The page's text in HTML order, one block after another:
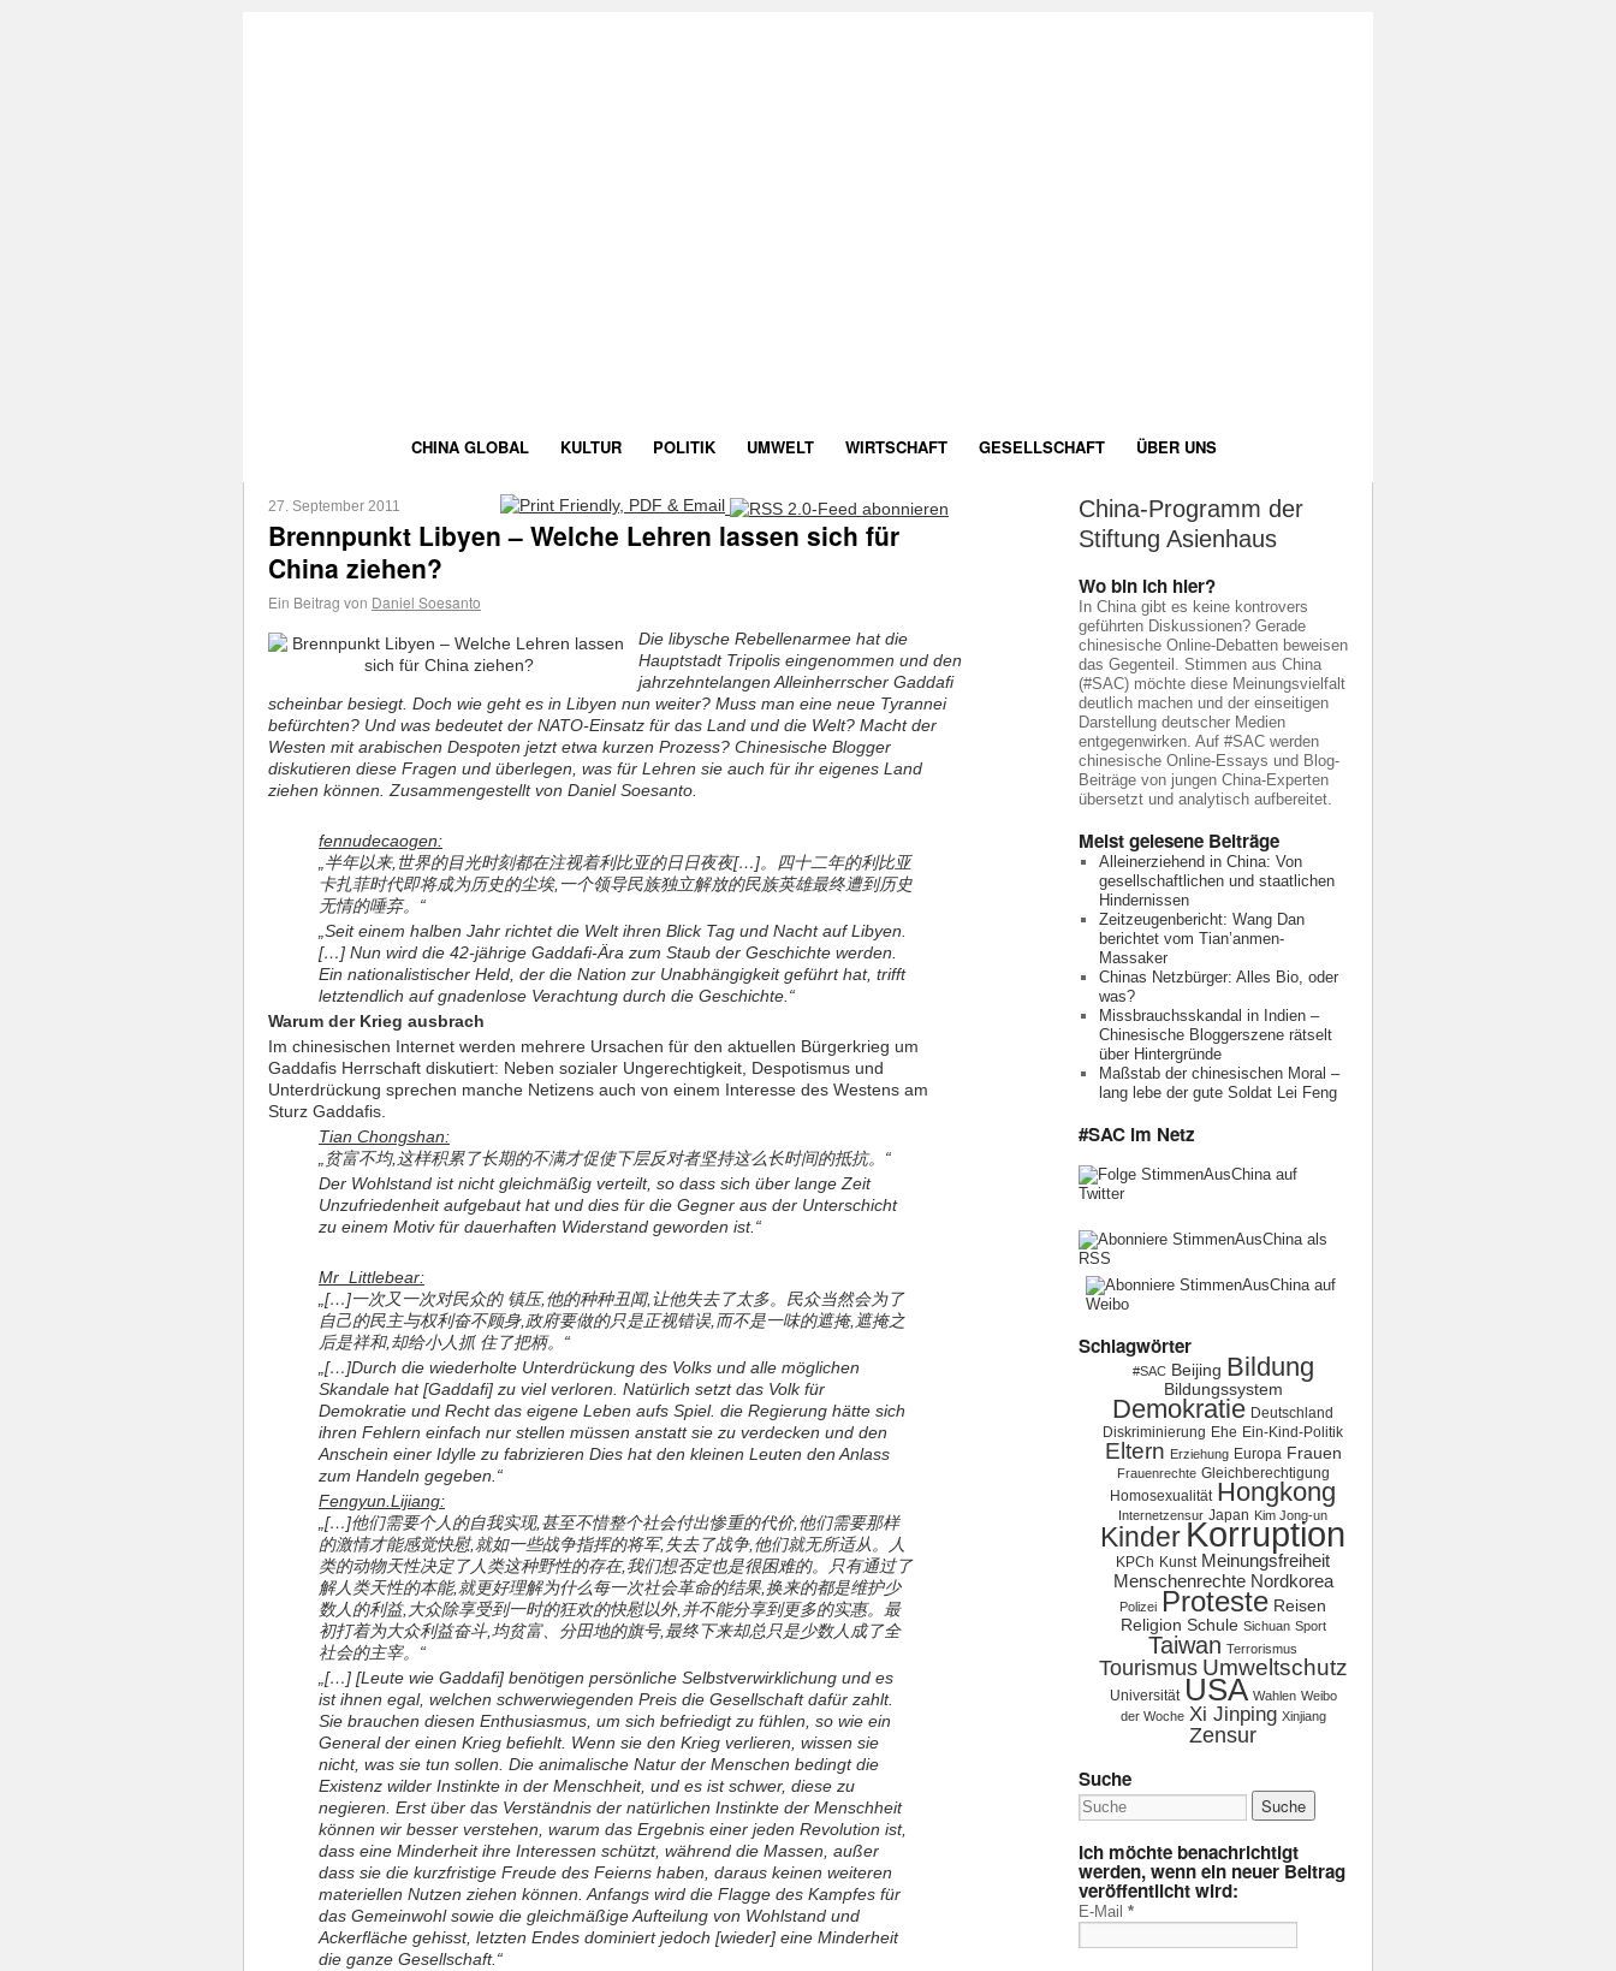
CHINA GLOBAL KULTUR POLITIK UMWELT WIRTSCHAFT GESELLSCHAFT ÜBER UNS
27. September 2011
Brennpunkt Libyen – Welche Lehren lassen sich für
China ziehen?
Ein Beitrag von Daniel Soesanto
Die libysche Rebellenarmee hat die
Hauptstadt Tripolis eingenommen und den
jahrzehntelangen Alleinherrscher Gaddafi
scheinbar besiegt. Doch wie geht es in Libyen nun weiter? Muss man eine neue Tyrannei
befürchten? Und was bedeutet der NATO-Einsatz für das Land und die Welt? Macht der
Westen mit arabischen Despoten jetzt etwa kurzen Prozess? Chinesische Blogger
diskutieren diese Fragen und überlegen, was für Lehren sie auch für ihr eigenes Land
ziehen können. Zusammengestellt von Daniel Soesanto.
fennudecaogen:
„半年以来,世界的目光时刻都在注视着利比亚的日日夜夜[…]。四十二年的利比亚
卡扎菲时代即将成为历史的尘埃,一个领导民族独立解放的民族英雄最终遭到历史
无情的唾弃。“
„Seit einem halben Jahr richtet die Welt ihren Blick Tag und Nacht auf Libyen.
[…] Nun wird die 42-jährige Gaddafi-Ära zum Staub der Geschichte werden.
Ein nationalistischer Held, der die Nation zur Unabhängigkeit geführt hat, trifft
letztendlich auf gnadenlose Verachtung durch die Geschichte.“
Warum der Krieg ausbrach
Im chinesischen Internet werden mehrere Ursachen für den aktuellen Bürgerkrieg um
Gaddafis Herrschaft diskutiert: Neben sozialer Ungerechtigkeit, Despotismus und
Unterdrückung sprechen manche Netizens auch von einem Interesse des Westens am
Sturz Gaddafis.
Tian Chongshan:
„贫富不均,这样积累了长期的不满才促使下层反对者坚持这么长时间的抵抗。“
Der Wohlstand ist nicht gleichmäßig verteilt, so dass sich über lange Zeit
Unzufriedenheit aufgebaut hat und dies für die Gegner aus der Unterschicht
zu einem Motiv für dauerhaften Widerstand geworden ist.“
Mr_Littlebear:
„[…]一次又一次对民众的 镇压,他的种种丑闻,让他失去了太多。民众当然会为了
自己的民主与权利奋不顾身,政府要做的只是正视错误,而不是一味的遮掩,遮掩之
后是祥和,却给小人抓 住了把柄。“
„[…]Durch die wiederholte Unterdrückung des Volks und alle möglichen
Skandale hat [Gaddafi] zu viel verloren. Natürlich setzt das Volk für
Demokratie und Recht das eigene Leben aufs Spiel. die Regierung hätte sich
ihren Fehlern einfach nur stellen müssen anstatt sie zu verdecken und den
Anschein einer Idylle zu fabrizieren Dies hat den kleinen Leuten den Anlass
zum Handeln gegeben.“
Fengyun.Lijiang:
„[…]他们需要个人的自我实现,甚至不惜整个社会付出惨重的代价,他们需要那样
的激情才能感觉快慰,就如一些战争指挥的将军,失去了战争,他们就无所适从。人
类的动物天性决定了人类这种野性的存在,我们想否定也是很困难的。只有通过了
解人类天性的本能,就更好理解为什么每一次社会革命的结果,换来的都是维护少
数人的利益,大众除享受到一时的狂欢的快慰以外,并不能分享到更多的实惠。最
初打着为大众利益奋斗,均贫富、分田地的旗号,最终下来却总只是少数人成了全
社会的主宰。“
„[…] [Leute wie Gaddafi] benötigen persönliche Selbstverwirklichung und es
ist ihnen egal, welchen schwerwiegenden Preis die Gesellschaft dafür zahlt.
Sie brauchen diesen Enthusiasmus, um sich befriedigt zu fühlen, so wie ein
General der einen Krieg befiehlt. Wenn sie den Krieg verlieren, wissen sie
nicht, was sie tun sollen. Die animalische Natur der Menschen bedingt die
Existenz wilder Instinkte in der Menschheit, und es ist schwer, diese zu
negieren. Erst über das Verständnis der natürlichen Instinkte der Menschheit
können wir besser verstehen, warum das Ergebnis einer jeden Revolution ist,
dass eine Minderheit ihre Interessen schützt, während die Massen, außer
dass sie die kurzfristige Freude des Feierns haben, daraus keinen weiteren
materiellen Nutzen ziehen können. Anfangs wird die Flagge des Kampfes für
das Gemeinwohl sowie die gleichmäßige Aufteilung von Wohlstand und
Ackerfläche gehisst, letzten Endes dominiert jedoch [wieder] eine Minderheit
die ganze Gesellschaft.“
China-Programm der
Stiftung Asienhaus
Wo bin ich hier?
In China gibt es keine kontrovers
geführten Diskussionen? Gerade
chinesische Online-Debatten beweisen
das Gegenteil. Stimmen aus China
(#SAC) möchte diese Meinungsvielfalt
deutlich machen und der einseitigen
Darstellung deutscher Medien
entgegenwirken. Auf #SAC werden
chinesische Online-Essays und Blog-
Beiträge von jungen China-Experten
übersetzt und analytisch aufbereitet.
Meist gelesene Beiträge
Alleinerziehend in China: Von
gesellschaftlichen und staatlichen
Hindernissen
Zeitzeugenbericht: Wang Dan
berichtet vom Tian’anmen-
Massaker
Chinas Netzbürger: Alles Bio, oder
was?
Missbrauchsskandal in Indien –
Chinesische Bloggerszene rätselt
über Hintergründe
Maßstab der chinesischen Moral –
lang lebe der gute Soldat Lei Feng
#SAC im Netz
Schlagwörter
#SAC Beijing Bildung
Bildungssystem
Demokratie Deutschland
Diskriminierung Ehe Ein-Kind-Politik
Eltern Erziehung Europa Frauen
Frauenrechte Gleichberechtigung
Homosexualität Hongkong
Internetzensur Japan Kim Jong-un
KinderKorruption
KPCh Kunst Meinungsfreiheit
Menschenrechte Nordkorea
Polizei Proteste Reisen
Religion Schule Sichuan Sport
Taiwan Terrorismus
Tourismus Umweltschutz
Universität USA Wahlen Weibo
der Woche Xi Jinping Xinjiang
Zensur
Suche
Ich möchte benachrichtigt
werden, wenn ein neuer Beitrag
veröffentlicht wird:
E-Mail *